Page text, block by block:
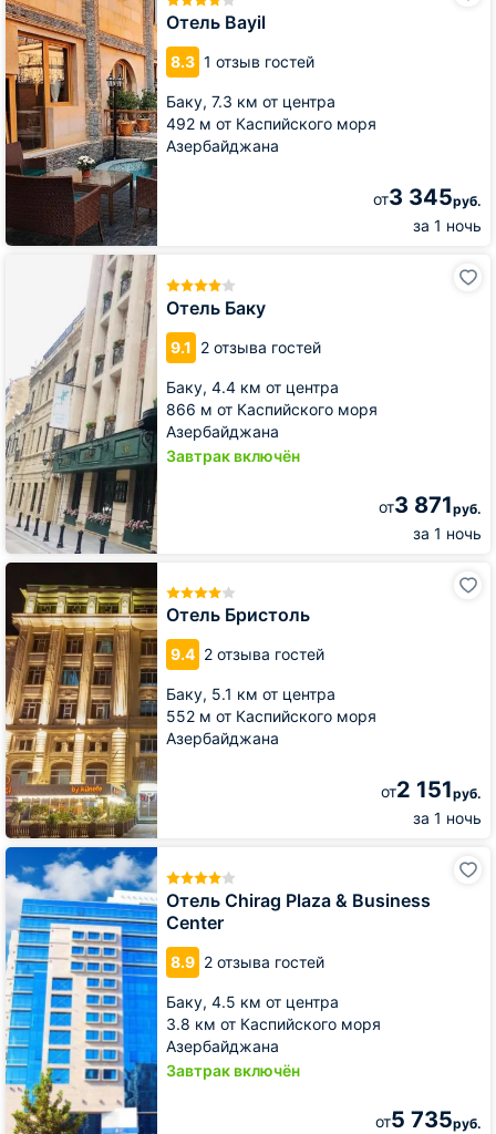
Отель Bayil
8.3 1 отзыв гостей
Баку, 7.3 км от центра
492 м от Каспийского моря
Азербайджана
от3 345руб.
за 1 ночь
Отель Баку
9.1 2 отзыва гостей
Баку, 4.4 км от центра
866 м от Каспийского моря
Азербайджана
Завтрак включён
от3 871руб.
за 1 ночь
Отель Бристоль
9.4 2 отзыва гостей
Баку, 5.1 км от центра
552 м от Каспийского моря
Азербайджана
от2 151руб.
за 1 ночь
Отель
Бристоль
Отель Chirag Plaza & Business
Center
8.9 2 отзыва гостей
Баку, 4.5 км от центра
3.8 км от Каспийского моря
Азербайджана
Завтрак включён
от5 735руб.
Отель
Chirag
Plaza
Business
Center